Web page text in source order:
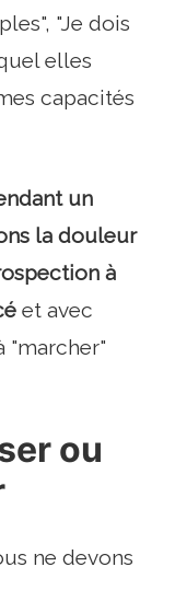
"Je dois
elles
capacités
un
la douleur
à
et avec
"marcher"
ou
ne devons